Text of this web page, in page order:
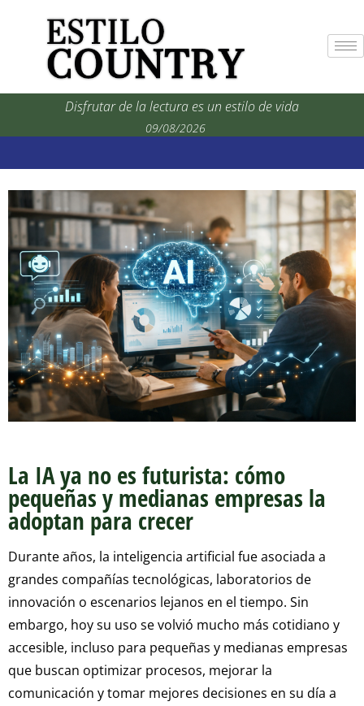
Disfrutar de la lectura es un estilo de vida
09/08/2026
La IA ya no es futurista: cómo
pequeñas y medianas empresas la
adoptan para crecer
Durante años, la inteligencia artificial fue asociada a
grandes compañías tecnológicas, laboratorios de
innovación o escenarios lejanos en el tiempo. Sin
embargo, hoy su uso se volvió mucho más cotidiano y
accesible, incluso para pequeñas y medianas empresas
que buscan optimizar procesos, mejorar la
comunicación y tomar mejores decisiones en su día a